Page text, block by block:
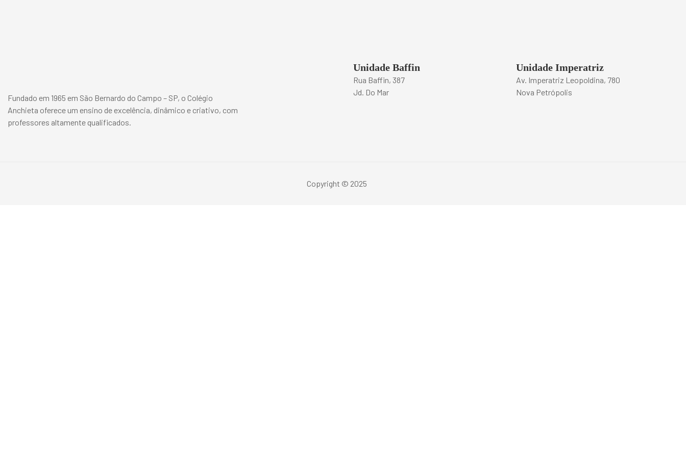
Fundado em 1965 em São Bernardo do Campo – SP, o Colégio
Anchieta oferece um ensino de excelência, dinâmico e criativo, com
professores altamente qualificados.
Unidade Baffin
Rua Baffin, 387
Jd. Do Mar
Unidade Imperatriz
Av. Imperatriz Leopoldina, 780
Nova Petrópolis
Copyright © 2025